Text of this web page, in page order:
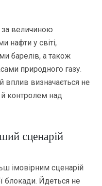
за величиною
нафти у світі,
барелів, а також
природного газу.
вплив визначається не
контролем над
сценарій
імовірним сценарій
блокади. Йдеться не